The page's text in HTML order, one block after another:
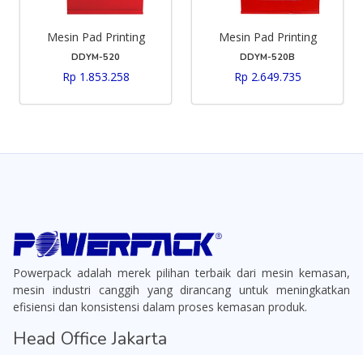
Mesin Pad Printing
DDYM-520
Rp 1.853.258
Mesin Pad Printing
DDYM-520B
Rp 2.649.735
Powerpack adalah merek pilihan terbaik dari mesin kemasan,
mesin industri canggih yang dirancang untuk meningkatkan
efisiensi dan konsistensi dalam proses kemasan produk.
Head Office Jakarta